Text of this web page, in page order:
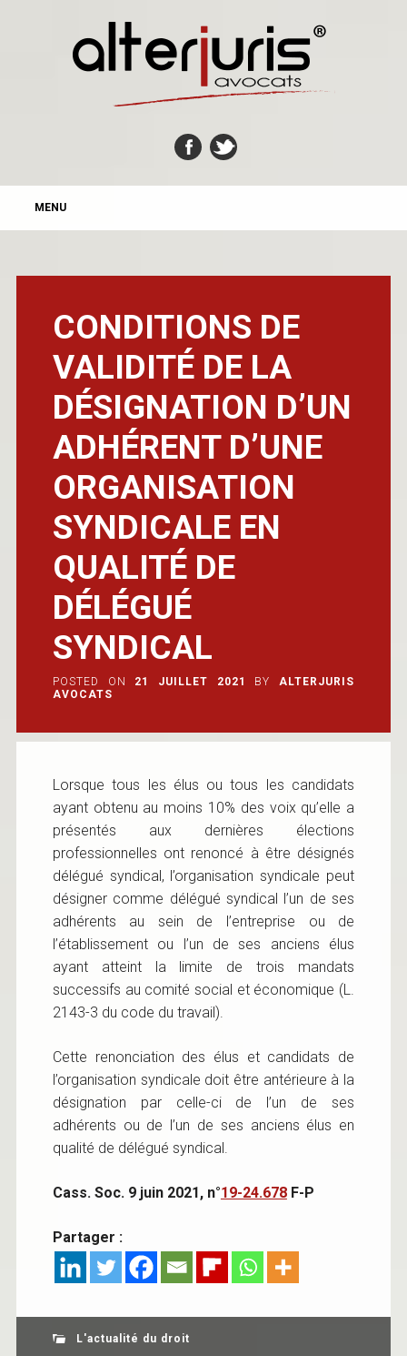
MAIN MENU
MENU
CONDITIONS DE
VALIDITÉ DE LA
DÉSIGNATION D’UN
ADHÉRENT D’UNE
ORGANISATION
SYNDICALE EN
QUALITÉ DE
DÉLÉGUÉ
SYNDICAL
POSTED ON 21 JUILLET 2021 BY
ALTERJURIS
AVOCATS
Lorsque tous les élus ou tous les candidats
ayant obtenu au moins 10% des voix qu’elle a
présentés aux dernières élections
professionnelles ont renoncé à être désignés
délégué syndical, l’organisation syndicale peut
désigner comme délégué syndical l’un de ses
adhérents au sein de l’entreprise ou de
l’établissement ou l’un de ses anciens élus
ayant atteint la limite de trois mandats
successifs au comité social et économique (L.
2143-3 du code du travail).
Cette renonciation des élus et candidats de
l’organisation syndicale doit être antérieure à la
désignation par celle-ci de l’un de ses
adhérents ou de l’un de ses anciens élus en
qualité de délégué syndical.
Cass. Soc. 9 juin 2021, n°19-24.678F-P
Partager :
L'actualité du droit